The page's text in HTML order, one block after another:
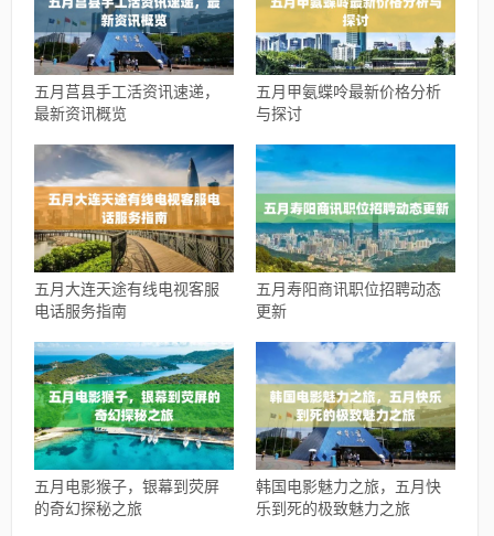
五月莒县手工活资讯速递，
最新资讯概览
五月甲氨蝶呤最新价格分析
与探讨
五月大连天途有线电视客服
电话服务指南
五月寿阳商讯职位招聘动态
更新
五月电影猴子，银幕到荧屏
的奇幻探秘之旅
韩国电影魅力之旅，五月快
乐到死的极致魅力之旅